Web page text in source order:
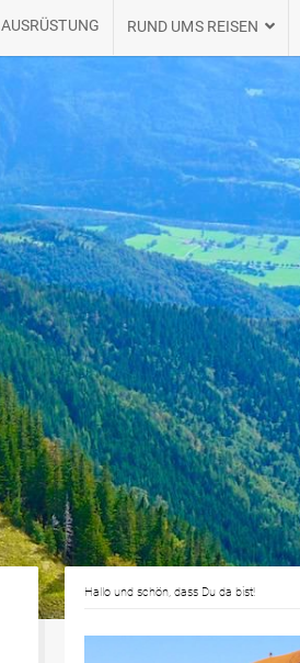
AUSRÜSTUNG RUND UMS REISEN
Hallo und schön, dass Du da bist!